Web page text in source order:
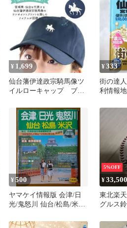
¥ 1,699
仙台藩伊達政宗騎馬像ツ
イルローキャップ ブラ
¥333
街の達
利情報
¥500
ヤマケイ情報版 会津/日
光/鬼怒川 仙台/松島/米沢
5%OFF
¥33,500
東北楽
グルス